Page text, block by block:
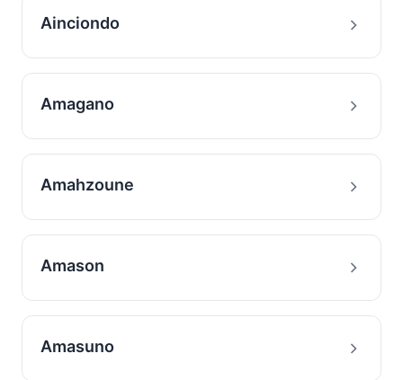
Ainciondo
Amagano
Amahzoune
Amason
Amasuno